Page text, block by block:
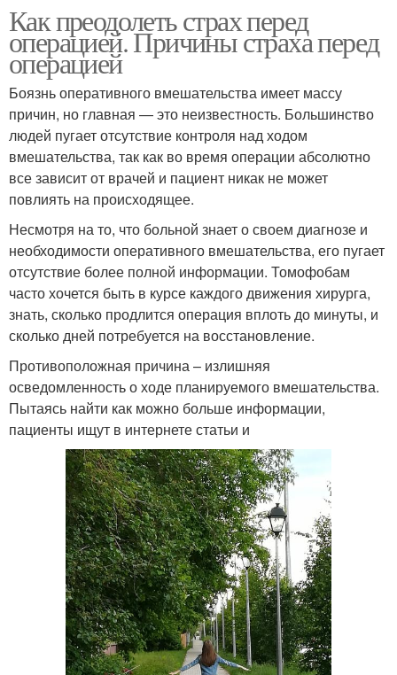
Как преодолеть страх перед
операцией. Причины страха перед
операцией
Боязнь оперативного вмешательства имеет массу
причин, но главная — это неизвестность. Большинство
людей пугает отсутствие контроля над ходом
вмешательства, так как во время операции абсолютно
все зависит от врачей и пациент никак не может
повлиять на происходящее.
Несмотря на то, что больной знает о своем диагнозе и
необходимости оперативного вмешательства, его пугает
отсутствие более полной информации. Томофобам
часто хочется быть в курсе каждого движения хирурга,
знать, сколько продлится операция вплоть до минуты, и
сколько дней потребуется на восстановление.
Противоположная причина – излишняя
осведомленность о ходе планируемого вмешательства.
Пытаясь найти как можно больше информации,
пациенты ищут в интернете статьи и